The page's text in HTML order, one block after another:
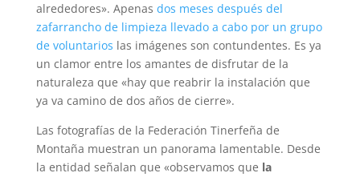
alrededores». Apenas dos meses después del
zafarrancho de limpieza llevado a cabo por un grupo
de voluntarios las imágenes son contundentes. Es ya
un clamor entre los amantes de disfrutar de la
naturaleza que «hay que reabrir la instalación que
ya va camino de dos años de cierre».
Las fotografías de la Federación Tinerfeña de
Montaña muestran un panorama lamentable. Desde
la entidad señalan que «observamos que la